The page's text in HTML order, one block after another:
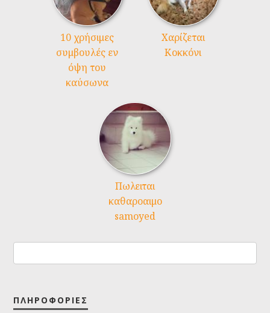
10 χρήσιμες
συμβουλές εν
όψη του
καύσωνα
Χαρίζεται
Κοκκόνι
Πωλειται
καθαροαιμο
samoyed
ΠΛΗΡΟΦΟΡΊΕΣ